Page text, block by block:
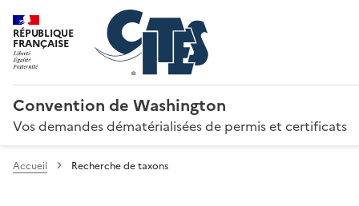
RÉPUBLIQUE
FRANÇAISE
Convention de Washington
Vos demandes dématérialisées de permis et certificats
Accueil Recherche de taxons